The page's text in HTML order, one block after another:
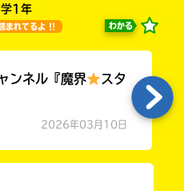
1年
まれてるよ !! わかる
ンネル『魔界
スタ
2026年03月10日